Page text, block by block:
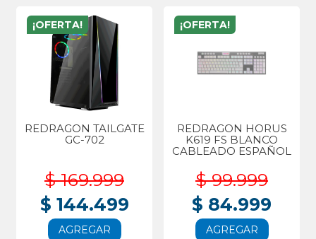
¡OFERTA!
REDRAGON TAILGATE
GC-702
$ 169.999
$ 144.499
AGREGAR
¡OFERTA!
REDRAGON HORUS
K619 FS BLANCO
CABLEADO ESPAÑOL
$ 99.999
$ 84.999
AGREGAR